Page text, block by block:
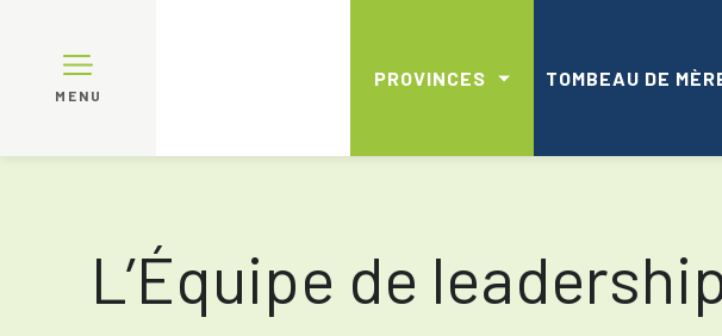
MENU
PROVINCES TOMBEAU DE
L’Équipe de